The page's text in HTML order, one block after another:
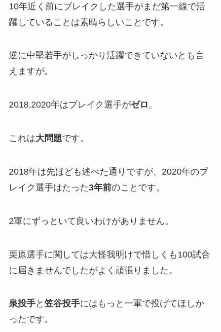
10年近く前にブレイクした選手がまだ第一線で活
躍していることは素晴らしいことです。
逆に中堅若手がしっかり活躍できていないとも言
えますが。
2018,2020年はブレイク選手がゼロ。
これは大問題です。
2018年は先ほども述べた通りですが、2020年のブ
レイク選手はたった3年前のことです。
2軍にずっといて良いわけがありません。
栗原選手に関しては大怪我明けで惜しくも100試合
に届きませんでしたがよく頑張りました。
泉投手と 笠谷投手にはもっと一軍で投げてほしか
ったです。